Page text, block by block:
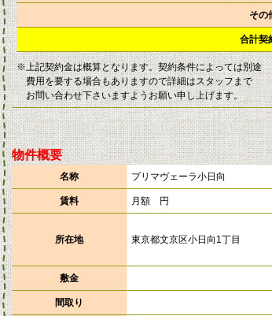
その
合計契
※上記契約金は概算となります。契約条件によっては別途
費用を要する場合もありますので詳細はスタッフまで
お問い合わせ下さいますようお願い申し上げます。
物件概要
名称 プリマヴェーラ小日向
賃料 月額 円
所在地 東京都文京区小日向1丁目
敷金
間取り